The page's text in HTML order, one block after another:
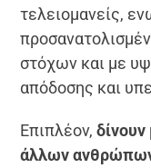
τελειομανείς,
στόχων και με
απόδοσης και
Επιπλέον,
άλλων ανθρώπων